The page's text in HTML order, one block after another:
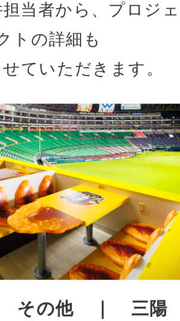
当者から、プロジェ
トの詳細も
ていただきます。
その他
三陽